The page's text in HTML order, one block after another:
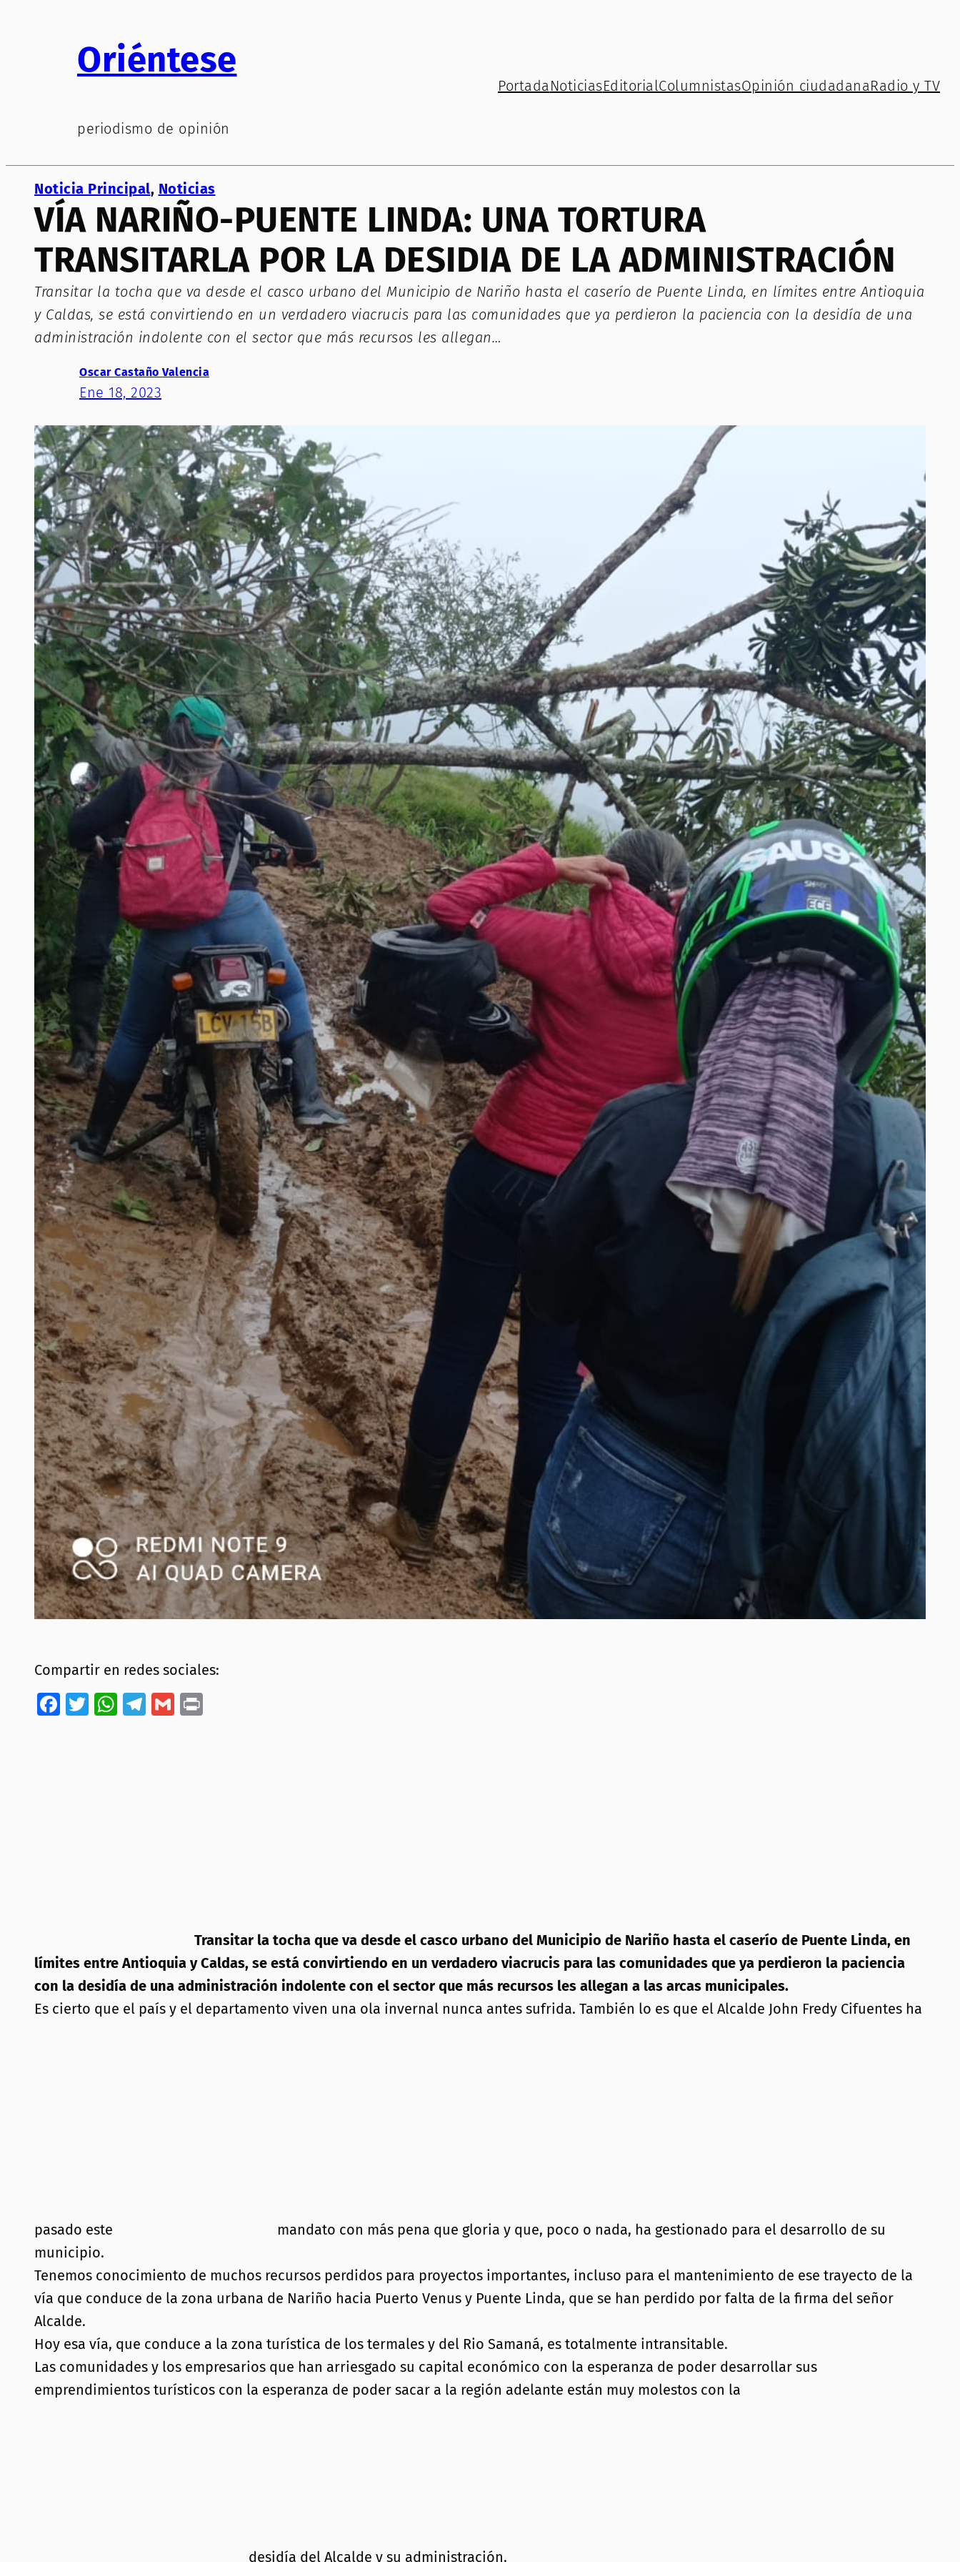
Oriéntese
periodismo de opinión
Portada NoticiasEditorialColumnistasOpinión ciudadanaRadio y TV
Noticia Principal, Noticias
VÍA NARIÑO-PUENTE LINDA: UNA TORTURA
TRANSITARLA POR LA DESIDIA DE LA ADMINISTRACIÓN
Transitar la tocha que va desde el casco urbano del Municipio de Nariño hasta el caserío de Puente Linda, en límites entre Antioquia
y Caldas, se está convirtiendo en un verdadero viacrucis para las comunidades que ya perdieron la paciencia con la desidía de una
administración indolente con el sector que más recursos les allegan…
Oscar Castaño Valencia
Ene 18, 2023
Compartir en redes sociales:
Facebook
Twitter
WhatsApp
Telegram
Gmail
Transitar la tocha que va desde el casco urbano del Municipio de Nariño hasta el caserío de Puente Linda, en
límites entre Antioquia y Caldas, se está convirtiendo en un verdadero viacrucis para las comunidades que ya perdieron la paciencia
con la desidía de una administración indolente con el sector que más recursos les allegan a las arcas municipales.
Es cierto que el país y el departamento viven una ola invernal nunca antes sufrida. También lo es que el Alcalde John Fredy Cifuentes ha
pasado este
mandato con más pena que gloria y que, poco o nada, ha gestionado para el desarrollo de su
municipio.
Tenemos conocimiento de muchos recursos perdidos para proyectos importantes, incluso para el mantenimiento de ese trayecto de la
vía que conduce de la zona urbana de Nariño hacia Puerto Venus y Puente Linda, que se han perdido por falta de la firma del señor
Alcalde.
Hoy esa vía, que conduce a la zona turística de los termales y del Rio Samaná, es totalmente intransitable.
Las comunidades y los empresarios que han arriesgado su capital económico con la esperanza de poder desarrollar sus
emprendimientos turísticos con la esperanza de poder sacar a la región adelante están muy molestos con la
desidía del Alcalde y su administración.